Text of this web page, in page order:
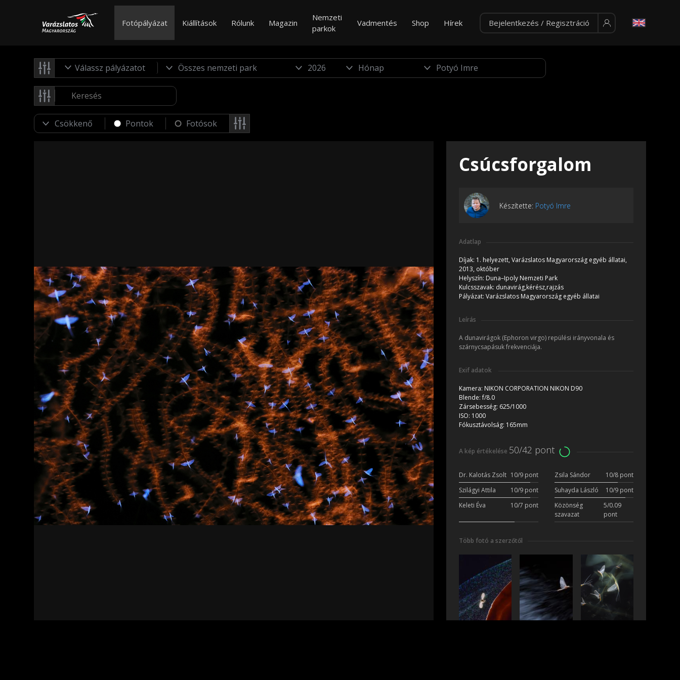
Fotópályázat Kiállítások Rólunk Magazin
Nemzeti
parkok
Vadmentés Shop Hírek Bejelentkezés / Regisztráció
Válassz pályázatot
Pontok Fotósok
Csúcsforgalom
Készítette: Potyó Imre
Adatlap
Díjak: 1. helyezett, Varázslatos Magyarország egyéb állatai,
2013, október
Helyszín: Duna–Ipoly Nemzeti Park
Kulcsszavak: dunavirág,kérész,rajzás
Pályázat: Varázslatos Magyarország egyéb állatai
Leírás
A dunavirágok (Ephoron virgo) repülési irányvonala és
szárnycsapásuk frekvenciája.
Exif adatok
Kamera: NIKON CORPORATION NIKON D90
Blende:f/8.0
Zársebesség: 625/1000
ISO: 1000
Fókusztávolság: 165mm
A kép értékelése 50/42 pont
Dr. Kalotás Zsolt 10/9 pont Zsila Sándor
10/8 pont
Szilágyi Attila
10/9 pont Suhayda László
10/9 pont
Keleti Éva
10/7 pont
Közönség
szavazat
5/0.09
pont
Több fotó a szerzőtől